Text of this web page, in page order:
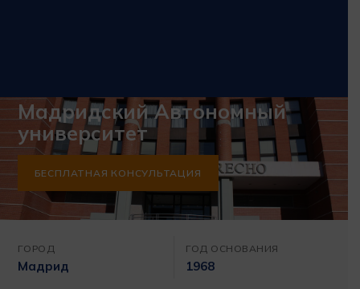
Мадридский Автономный
университет
БЕСПЛАТНАЯ КОНСУЛЬТАЦИЯ
ГОРОД
Мадрид
ГОД ОСНОВАНИЯ
1968